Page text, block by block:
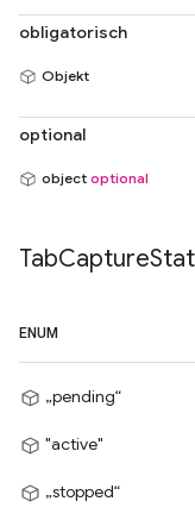
obligatorisch
Objekt
optional
object optional
TabCapture
ENUM
„pending“
"active"
„stopped“